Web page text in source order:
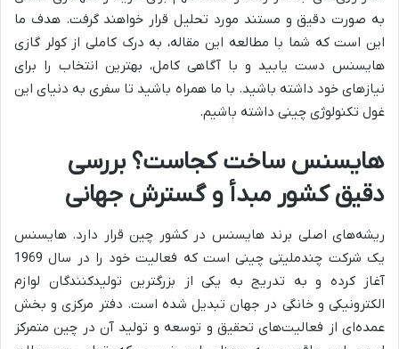
به صورت دقیق و مستند مورد تحلیل قرار خواهند گرفت. هدف ما
این است که شما با مطالعه این مقاله، به درک کاملی از کولر گازی
هایسنس دست یابید و با آگاهی کامل، بهترین انتخاب را برای
نیازهای خود داشته باشید. با ما همراه باشید تا سفری به دنیای این
غول تکنولوژی چینی داشته باشیم.
هایسنس ساخت کجاست؟ بررسی
دقیق کشور مبدأ و گسترش جهانی
ریشه‌های اصلی برند هایسنس در کشور چین قرار دارد. هایسنس
یک شرکت چندملیتی چینی است که فعالیت خود را در سال 1969
آغاز کرده و به تدریج به یکی از بزرگترین تولیدکنندگان لوازم
الکترونیکی و خانگی در جهان تبدیل شده است. دفتر مرکزی و بخش
عمده‌ای از فعالیت‌های تحقیق و توسعه و تولید آن در چین متمرکز